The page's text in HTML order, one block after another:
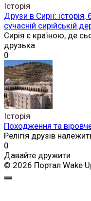
Історія
Друзи в Сирії:
сучасній сирійській
Сирія є країною, де
друзька
0
Історія
Походження та
Релігія друзів
0
Давайте дружити
© 2026 Портал Wake